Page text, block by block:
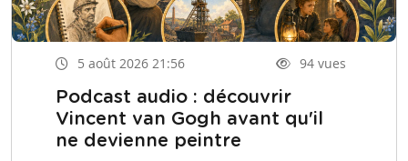
5 août 2026 21:56 94 vues
Podcast audio : découvrir
Vincent van Gogh avant qu'il
ne devienne peintre